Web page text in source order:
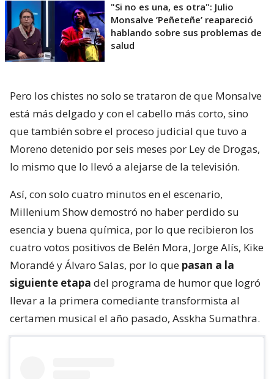
"Si no es una, es otra": Julio
Monsalve ’Peñeteñe’ reapareció
hablando sobre sus problemas de
salud
Pero los chistes no solo se trataron de que Monsalve
está más delgado y con el cabello más corto, sino
que también sobre el proceso judicial que tuvo a
Moreno detenido por seis meses por Ley de Drogas,
lo mismo que lo llevó a alejarse de la televisión.
Así, con solo cuatro minutos en el escenario,
Millenium Show demostró no haber perdido su
esencia y buena química, por lo que recibieron los
cuatro votos positivos de Belén Mora, Jorge Alís, Kike
Morandé y Álvaro Salas, por lo que pasan a la
siguiente etapa del programa de humor que logró
llevar a la primera comediante transformista al
certamen musical el año pasado, Asskha Sumathra.